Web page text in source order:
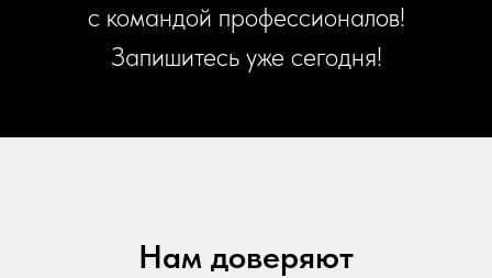
с командой профессионалов!
Запишитесь уже сегодня!
Нам доверяют